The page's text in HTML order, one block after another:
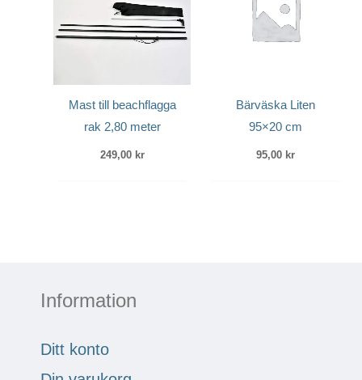
Mast till beachflagga
rak 2,80 meter
249,00 kr
Bärväska Liten
95×20 cm
95,00 kr
Information
Ditt konto